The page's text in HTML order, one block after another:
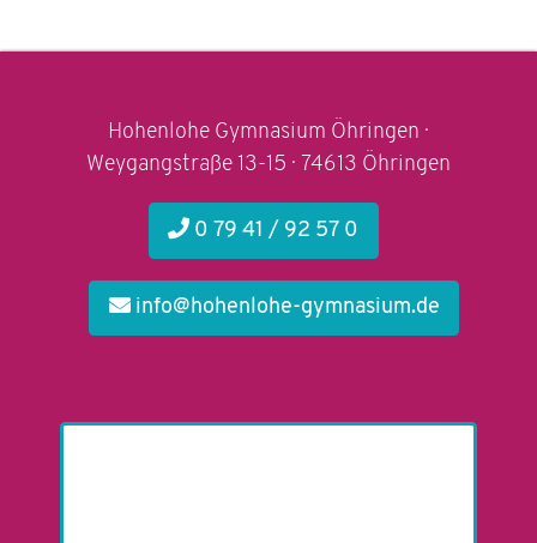
Hohenlohe Gymnasium Öhringen ·
Weygangstraße 13-15 · 74613 Öhringen
0 79 41 / 92 57 0
info@hohenlohe-gymnasium.de